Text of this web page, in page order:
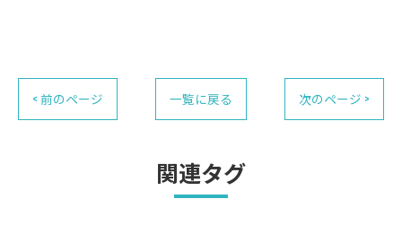
< 前のページ 一覧に戻る 次のページ >
関連タグ